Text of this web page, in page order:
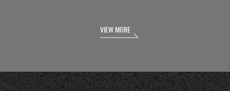
VIEW MORE